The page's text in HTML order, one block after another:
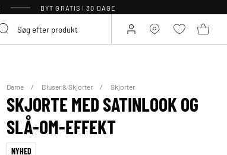
BYT GRATIS I 30 DAGE
Dame Bluser & Skjorter Skjorter
SKJORTE MED SATINLOOK OG
SLÅ-OM-EFFEKT
NYHED